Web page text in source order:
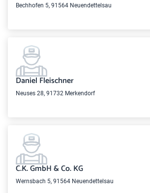
Bechhofen 5, 91564 Neuendettelsau
Daniel Fleischner
Neuses 28, 91732 Merkendorf
C.K. GmbH & Co. KG
Wernsbach 5, 91564 Neuendettelsau